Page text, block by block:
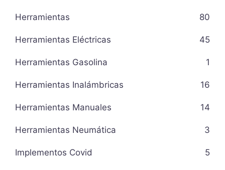
Herramientas 80
Herramientas Eléctricas 45
Herramientas Gasolina 1
Herramientas Inalámbricas 16
Herramientas Manuales 14
Herramientas Neumática 3
Implementos Covid 5